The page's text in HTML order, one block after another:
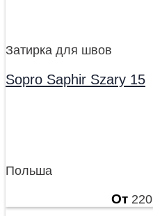
Затирка для швов
Sopro Saphir Szary 15
Польша
От 220